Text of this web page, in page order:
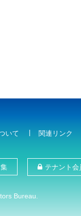
いて 関連リンク
テナント会
Bureau.